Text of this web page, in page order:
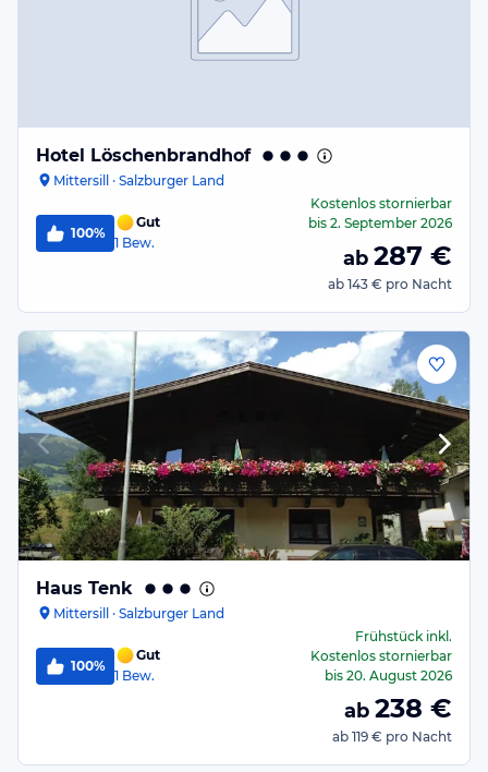
Hotel Löschenbrandhof
Mittersill · Salzburger Land
100%
Gut
1 Bew.
Kostenlos stornierbar
bis 2. September 2026
ab 287 €
ab 143 € pro Nacht
Haus Tenk
Mittersill · Salzburger Land
100%
Gut
1 Bew.
Frühstückinkl.
Kostenlos stornierbar
bis 20. August 2026
ab 238 €
ab 119 € pro Nacht